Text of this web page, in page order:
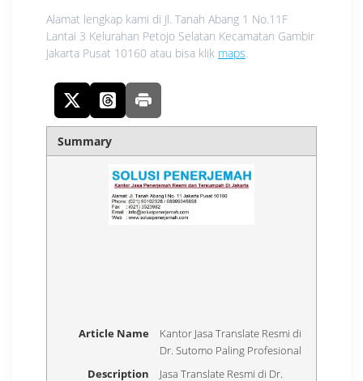
Alamat lengkap kami di Jl. Tanah Abang 1 No.11F
Lantai 3 Kelurahan Petojo Selatan Kecamatan Gambir
Jakarta Pusat 10160 atau bisa klik maps.
Summary
Article Name
Kantor Jasa Translate Resmi di
Dr. Sutomo Paling Profesional
Description
Jasa Translate Resmi di Dr.